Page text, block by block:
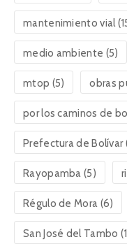
mantenimiento vial
medio ambiente (5)
mtop (5) obras
por los caminos de
Prefectura de Bolívar
Rayopamba (5)
Régulo de Mora (6)
San José del Tambo